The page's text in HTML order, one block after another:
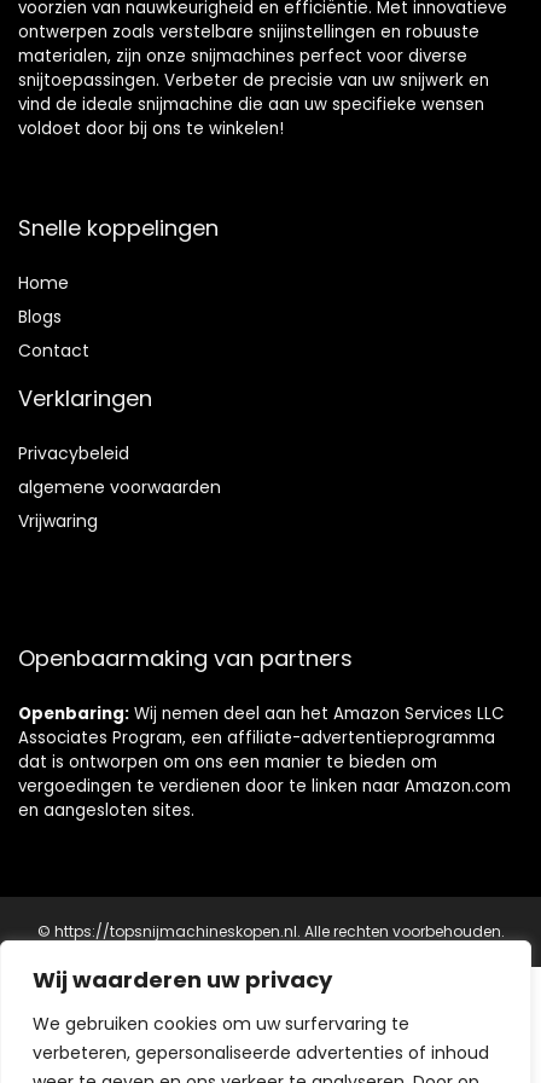
Wij waarderen uw privacy
We gebruiken cookies om uw surfervaring te
verbeteren, gepersonaliseerde advertenties of inhoud
voorzien van nauwkeurigheid en efficiëntie. Met innovatieve
ontwerpen zoals verstelbare snijinstellingen en robuuste
materialen, zijn onze snijmachines perfect voor diverse
snijtoepassingen. Verbeter de precisie van uw snijwerk en
vind de ideale snijmachine die aan uw specifieke wensen
voldoet door bij ons te winkelen!
Snelle koppelingen
Home
Blogs
Contact
Verklaringen
Privacybeleid
algemene voorwaarden
Vrijwaring
Openbaarmaking van partners
Openbaring: Wij nemen deel aan het Amazon Services LLC
Associates Program, een affiliate-advertentieprogramma
dat is ontworpen om ons een manier te bieden om
vergoedingen te verdienen door te linken naar Amazon.com
en aangesloten sites.
© https://topsnijmachineskopen.nl. Alle rechten voorbehouden.
Precisiegereedschappen Voor Elk Project
Snij- en Meetapparatuur
Top Snijmachines Kopen - Kwaliteitsgereedschap voor